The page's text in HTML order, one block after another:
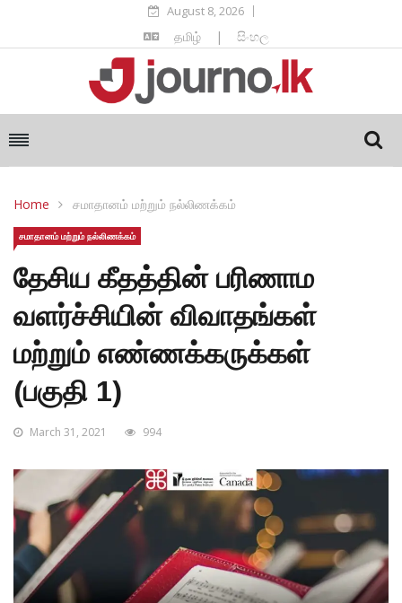
August 8, 2026
தமிழ் | සිංහල
Home சமாதானம் மற்றும் நல்லிணக்கம்
சமாதானம் மற்றும் நல்லிணக்கம்
தேசிய கீதத்தின் பரிணாம
வளர்ச்சியின் விவாதங்கள்
மற்றும் எண்ணக்கருக்கள்
(பகுதி 1)
March 31, 2021 994